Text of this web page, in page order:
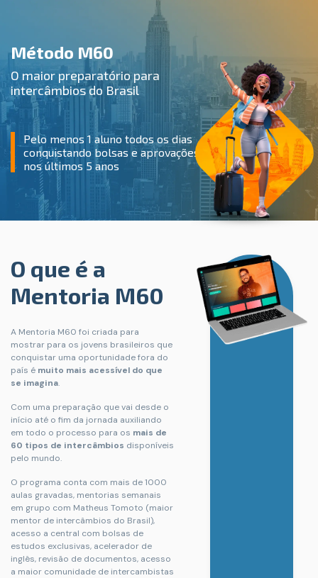
Método M60
O maior preparatório para
intercâmbios do Brasil
Pelo menos 1 aluno todos os dias
conquistando bolsas e aprovações
nos últimos 5 anos
O que é a
Mentoria M60
A Mentoria M60 foi criada para
mostrar para os jovens brasileiros que
conquistar uma oportunidade fora do
país é muito mais acessível do que
se imagina.
Com uma preparação que vai desde o
início até o fim da jornada auxiliando
em todo o processo para os mais de
60 tipos de intercâmbios disponíveis
pelo mundo.
O programa conta com mais de 1000
aulas gravadas, mentorias semanais
em grupo com Matheus Tomoto (maior
mentor de intercâmbios do Brasil),
acesso a central com bolsas de
estudos exclusivas, acelerador de
inglês, revisão de documentos, acesso
a maior comunidade de intercambistas